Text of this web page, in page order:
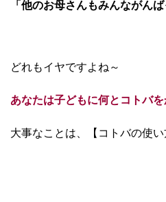
「他のお母さんもみんながんば
どれもイヤですよね～
あなたは子どもに何とコトバを
大事なことは、【コトバの使い